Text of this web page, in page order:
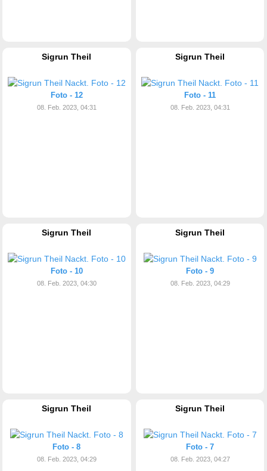
Sigrun Theil
Foto - 12
08. Feb. 2023, 04:31
Sigrun Theil
Foto - 11
08. Feb. 2023, 04:31
Sigrun Theil
Foto - 10
08. Feb. 2023, 04:30
Sigrun Theil
Foto - 9
08. Feb. 2023, 04:29
Sigrun Theil
Foto - 8
08. Feb. 2023, 04:29
Sigrun Theil
Foto - 7
08. Feb. 2023, 04:27